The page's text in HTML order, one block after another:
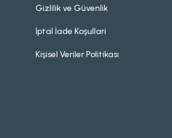
Gizlilik ve Güvenlik
İptal İade Koşullari
Kişisel Veriler Politikası